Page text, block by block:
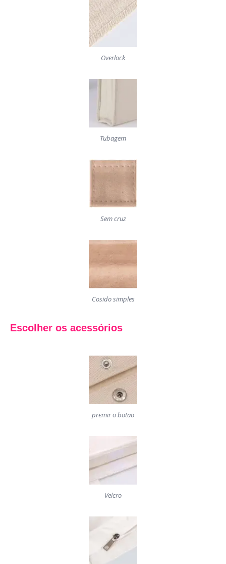
Overlock
Tubagem
Sem cruz
Cosido simples
Escolher os acessórios
premir o botão
Velcro